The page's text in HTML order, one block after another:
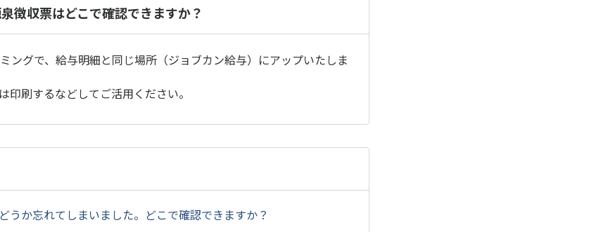
徴収票はどこで確認できますか？
ングで、給与明細と同じ場所（ジョブカン給与）にアップいたしま
印刷するなどしてご活用ください。
うか忘れてしまいました。どこで確認できますか？